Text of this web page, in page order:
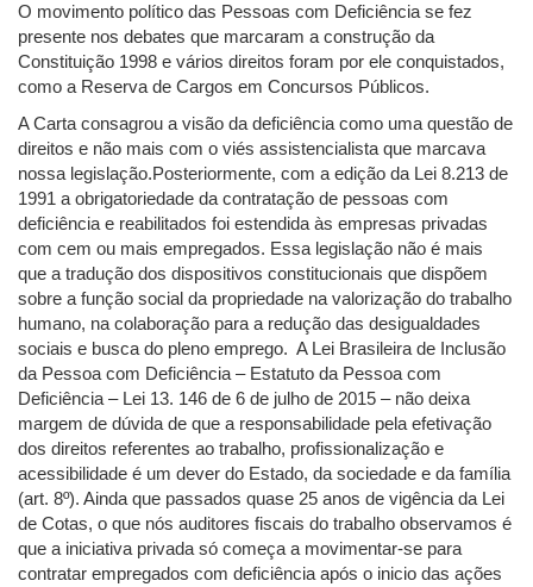
O movimento político das Pessoas com Deficiência se fez
presente nos debates que marcaram a construção da
Constituição 1998 e vários direitos foram por ele conquistados,
como a Reserva de Cargos em Concursos Públicos.
A Carta consagrou a visão da deficiência como uma questão de
direitos e não mais com o viés assistencialista que marcava
nossa legislação.Posteriormente, com a edição da Lei 8.213 de
1991 a obrigatoriedade da contratação de pessoas com
deficiência e reabilitados foi estendida às empresas privadas
com cem ou mais empregados. Essa legislação não é mais
que a tradução dos dispositivos constitucionais que dispõem
sobre a função social da propriedade na valorização do trabalho
humano, na colaboração para a redução das desigualdades
sociais e busca do pleno emprego. A Lei Brasileira de Inclusão
da Pessoa com Deficiência – Estatuto da Pessoa com
Deficiência – Lei 13. 146 de 6 de julho de 2015 – não deixa
margem de dúvida de que a responsabilidade pela efetivação
dos direitos referentes ao trabalho, profissionalização e
acessibilidade é um dever do Estado, da sociedade e da família
(art. 8º). Ainda que passados quase 25 anos de vigência da Lei
de Cotas, o que nós auditores fiscais do trabalho observamos é
que a iniciativa privada só começa a movimentar-se para
contratar empregados com deficiência após o inicio das ações